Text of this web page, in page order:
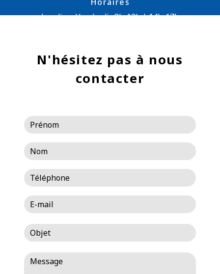
Lundi au Vendredi : 8h-12h | 14h-17h
N'hésitez pas à nous
contacter